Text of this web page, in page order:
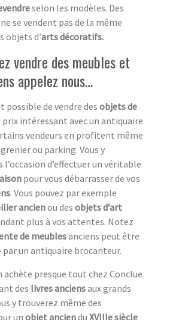
selon les modèles. Des
ne se vendent pas de la même
objets d’arts décoratifs.
vendre des meubles et
appelez nous…
de vendre des objets de
prix intéressant avec un antiquaire
vendeurs en profitent même
ou parking. Vous y
d’effectuer un véritable
pour vous débarrasser de vos
. Vous pouvez par exemple
ancienou des objets d’art
plus à vos attentes. Notez
de meublesanciens peut être
par un antiquaire brocanteur.
achète presque tout chez Conclue
des livres anciensaux grands
y trouverez même des
un objet anciendu XVIIIe siècle